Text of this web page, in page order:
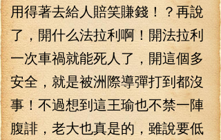
用得著去給人賠笑賺錢！？再說
了，開什么法拉利啊！開法拉利
一次車禍就能死人了，開這個多
安全，就是被洲際導彈打到都沒
事！不過想到這王瑜也不禁一陣
腹誹，老大也真是的，雖說要低